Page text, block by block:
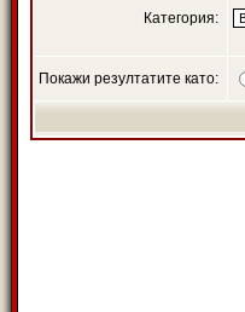
Категория:
Покажи резултатите като: